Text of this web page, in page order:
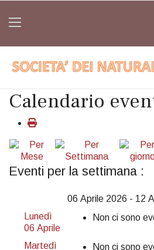
Calendario
Eventi per la settimana :
06 Aprile 2026 - 12
Lunedì
06 Aprile
Non ci sono
Martedì
Non ci sono